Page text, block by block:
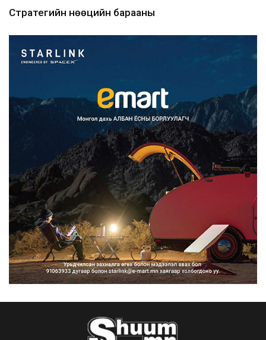
Стратегийн нөөцийн барааны
Монгол Улс COP17 бага хуралд 6.5
тэрбум ам.доллары...
2026/08/06
“Улаанбаатар трам” төсөл
хэрэгжсэнээр жилд 446...
2026/08/06
Автомашины улсын дугаар тэгш